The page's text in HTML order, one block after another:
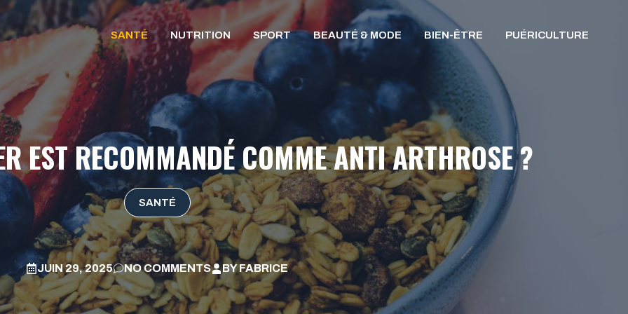
SANTÉ NUTRITION SPORT BEAUTÉ & MODE BIEN-ÊTRE PUÉRICULTURE
EST RECOMMANDÉ COMME ANTI ARTHROSE ?
SANTÉ
JUIN 29, 2025 NO COMMENTS BYFABRICE